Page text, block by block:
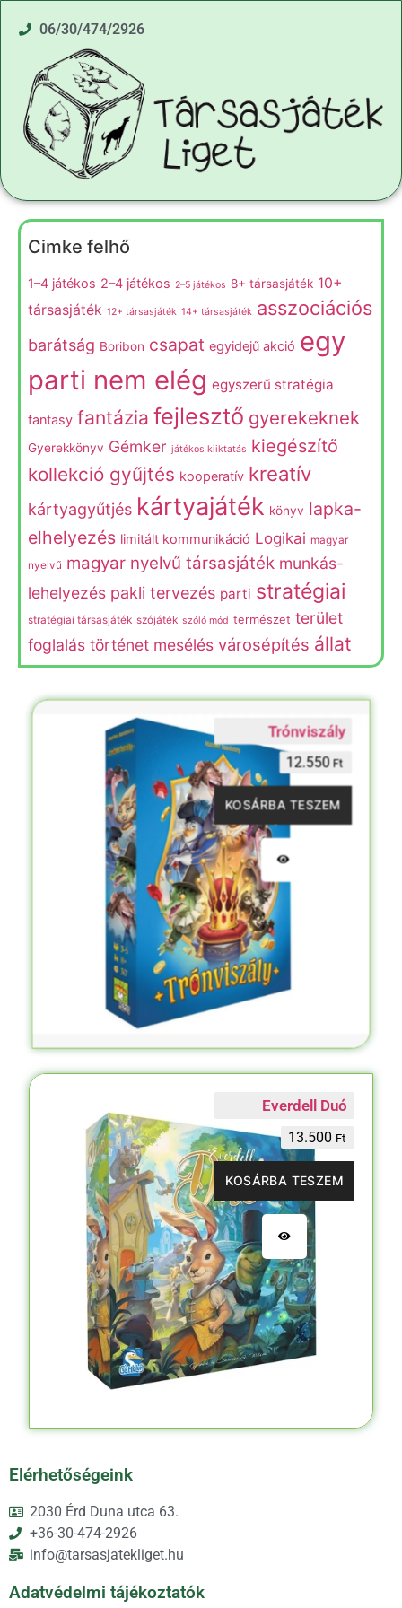
06/30/474/2926
Cimke felhő
1–4 játékos 2–4 játékos 2–5 játékos 8+ társasjáték 10+
társasjáték 12+ társasjáték 14+ társasjáték asszociációs
barátság Boribon csapat egyidejű akció egy
parti nem elég egyszerű stratégia
fantasy fantázia fejlesztő gyerekeknek
Gyerekkönyv Gémker játékos kiiktatás kiegészítő
kollekció gyűjtés kooperatív kreatív
kártyagyűtjés kártyajáték könyv lapka-
elhelyezés limitált kommunikáció Logikai magyar
nyelvű magyar nyelvű társasjáték munkás-
lehelyezés pakli tervezés parti stratégiai
stratégiai társasjáték szójáték szóló mód természet terület
foglalás történet mesélés városépítés állat
Trónviszály
12.550Ft
KOSÁRBA TESZEM
Everdell Duó
13.500 Ft
KOSÁRBA TESZEM
Elérhetőségeink
2030 Érd Duna utca 63.
+36-30-474-2926
info@tarsasjatekliget.hu
Adatvédelmi tájékoztatók